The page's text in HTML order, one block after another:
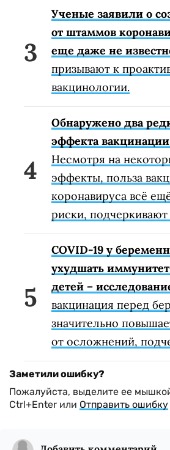
Ученые заявили о
от штаммов
еще даже не
призывают к
вакцинологии.
Обнаружено два
эффекта
Несмотря на
эффекты, польза
коронавируса всё
риски,
COVID-19 у
ухудшать
детей –
вакцинация перед
значительно
от осложнений,
Заметили ошибку?
Пожалуйста, выделите ее
Ctrl+Enter или Отправить ошибку